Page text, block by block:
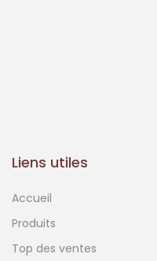
Liens utiles
Accueil
Produits
Top des ventes